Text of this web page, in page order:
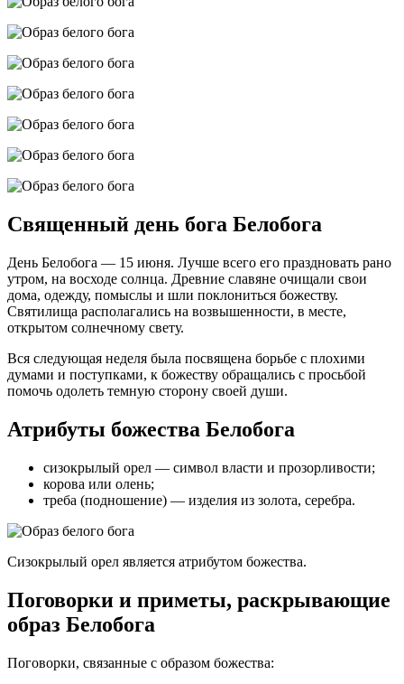
Священный день бога Белобога
День Белобога — 15 июня. Лучше всего его праздновать рано
утром, на восходе солнца. Древние славяне очищали свои
дома, одежду, помыслы и шли поклониться божеству.
Святилища располагались на возвышенности, в месте,
открытом солнечному свету.
Вся следующая неделя была посвящена борьбе с плохими
думами и поступками, к божеству обращались с просьбой
помочь одолеть темную сторону своей души.
Атрибуты божества Белобога
сизокрылый орел — символ власти и прозорливости;
корова или олень;
треба (подношение) — изделия из золота, серебра.
Сизокрылый орел является атрибутом божества.
Поговорки и приметы, раскрывающие
образ Белобога
Поговорки, связанные с образом божества: